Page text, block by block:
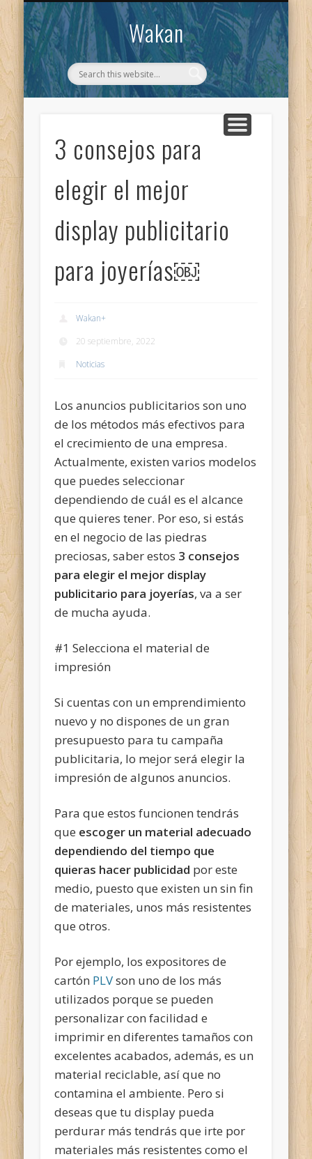
Wakan
WAKAN
CONTACTO
3 consejos para
elegir el mejor
display publicitario
para joyerías￼
Wakan+
20 septiembre, 2022
Noticias
Los anuncios publicitarios son uno
de los métodos más efectivos para
el crecimiento de una empresa.
Actualmente, existen varios modelos
que puedes seleccionar
dependiendo de cuál es el alcance
que quieres tener. Por eso, si estás
en el negocio de las piedras
preciosas, saber estos 3 consejos
para elegir el mejor display
publicitario para joyerías, va a ser
de mucha ayuda.
#1 Selecciona el material de
impresión
Si cuentas con un emprendimiento
nuevo y no dispones de un gran
presupuesto para tu campaña
publicitaria, lo mejor será elegir la
impresión de algunos anuncios.
Para que estos funcionen tendrás
que escoger un material adecuado
dependiendo del tiempo que
quieras hacer publicidad por este
medio, puesto que existen un sin fin
de materiales, unos más resistentes
que otros.
Por ejemplo, los expositores de
cartón PLVson uno de los más
utilizados porque se pueden
personalizar con facilidad e
imprimir en diferentes tamaños con
excelentes acabados, además, es un
material reciclable, así que no
contamina el ambiente. Pero si
deseas que tu display pueda
perdurar más tendrás que irte por
materiales más resistentes como el